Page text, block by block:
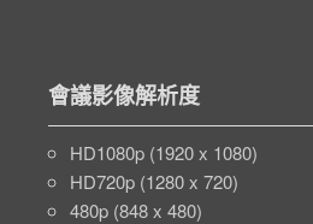
會議影像解析度
HD1080p (1920 x 1080)
HD720p (1280 x 720)
480p (848 x 480)